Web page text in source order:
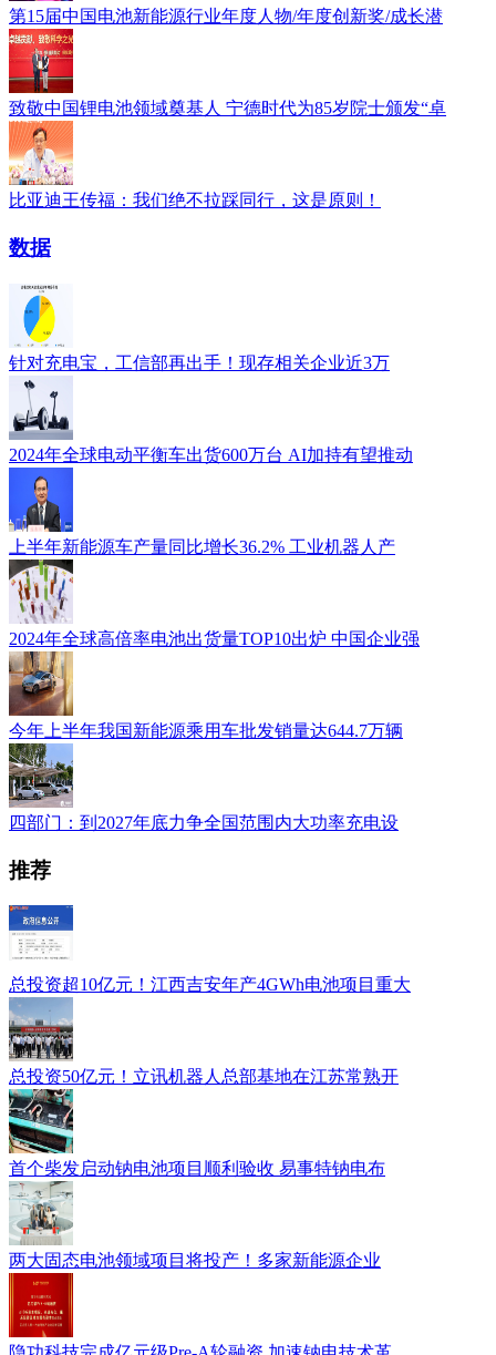
第15届中国电池新能源行业年度人物/年度创新奖/成长潜
致敬中国锂电池领域奠基人 宁德时代为85岁院士颁发“卓
比亚迪王传福：我们绝不拉踩同行，这是原则！
数据
针对充电宝，工信部再出手！现存相关企业近3万
2024年全球电动平衡车出货600万台 AI加持有望推动
上半年新能源车产量同比增长36.2% 工业机器人产
2024年全球高倍率电池出货量TOP10出炉 中国企业强
今年上半年我国新能源乘用车批发销量达644.7万辆
四部门：到2027年底力争全国范围内大功率充电设
推荐
总投资超10亿元！江西吉安年产4GWh电池项目重大
总投资50亿元！立讯机器人总部基地在江苏常熟开
首个柴发启动钠电池项目顺利验收 易事特钠电布
两大固态电池领域项目将投产！多家新能源企业